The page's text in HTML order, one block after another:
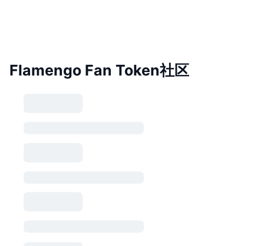
Flamengo Fan Token社区